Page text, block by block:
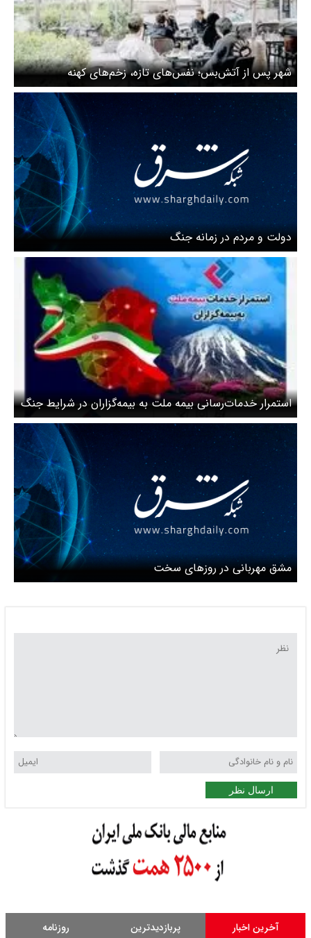
شهر پس از آتش‌بس؛ نفس‌های تازه، زخم‌های کهنه
دولت و مردم در زمانه جنگ
استمرار خدمات‌رسانی بیمه ملت به بیمه‌گزاران در شرایط جنگ
تحمیلی
مشق مهربانی در روزهای سخت
ارسال نظر
آخرین اخبار پربازدیدترین روزنامه